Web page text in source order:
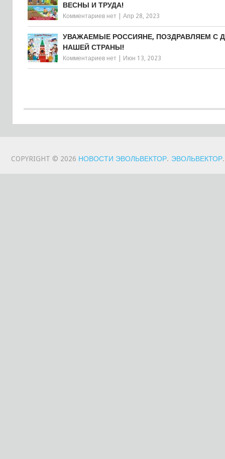
ВЕСНЫ И ТРУДА!
Комментариев нет Апр 28, 2023
УВАЖАЕМЫЕ РОССИЯНЕ, ПОЗДРАВЛЯЕМ С
НАШЕЙ СТРАНЫ!
Комментариев нет Июн 13, 2023
COPYRIGHT © 2026 НОВОСТИ ЭВОЛЬВЕКТОР. ЭВОЛЬВЕКТОР.